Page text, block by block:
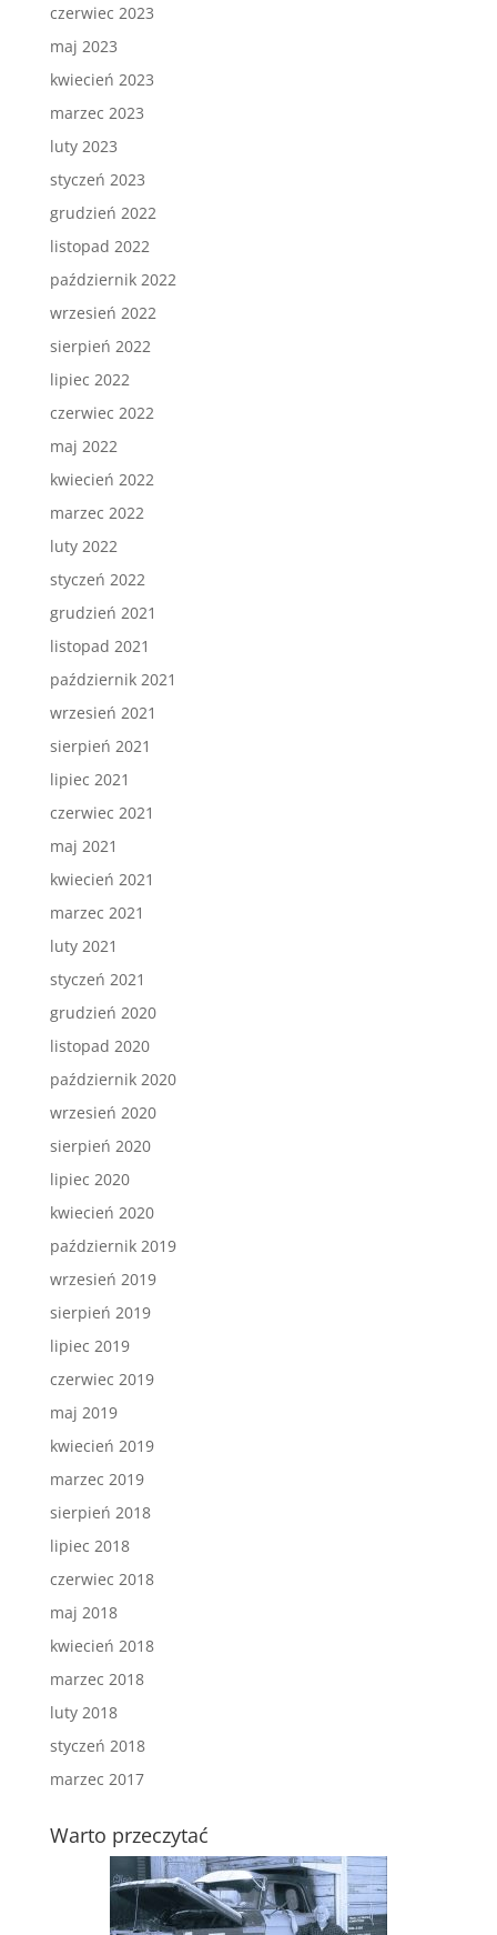
czerwiec 2023
maj 2023
kwiecień 2023
marzec 2023
luty 2023
styczeń 2023
grudzień 2022
listopad 2022
październik 2022
wrzesień 2022
sierpień 2022
lipiec 2022
czerwiec 2022
maj 2022
kwiecień 2022
marzec 2022
luty 2022
styczeń 2022
grudzień 2021
listopad 2021
październik 2021
wrzesień 2021
sierpień 2021
lipiec 2021
czerwiec 2021
maj 2021
kwiecień 2021
marzec 2021
luty 2021
styczeń 2021
grudzień 2020
listopad 2020
październik 2020
wrzesień 2020
sierpień 2020
lipiec 2020
kwiecień 2020
październik 2019
wrzesień 2019
sierpień 2019
lipiec 2019
czerwiec 2019
maj 2019
kwiecień 2019
marzec 2019
sierpień 2018
lipiec 2018
czerwiec 2018
maj 2018
kwiecień 2018
marzec 2018
luty 2018
styczeń 2018
marzec 2017
Warto przeczytać